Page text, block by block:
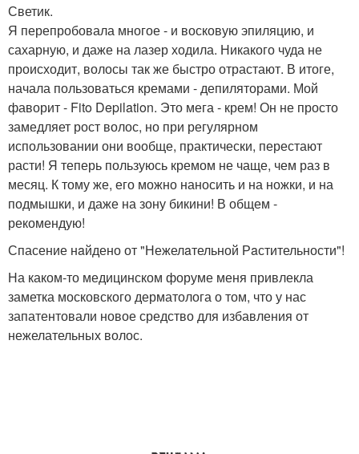
Светик.
Я перепробовала многое - и восковую эпиляцию, и
сахарную, и даже на лазер ходила. Никакого чуда не
происходит, волосы так же быстро отрастают. В итоге,
начала пользоваться кремами - депиляторами. Мой
фаворит - Fito Depilation. Это мега - крем! Он не просто
замедляет рост волос, но при регулярном
использовании они вообще, практически, перестают
расти! Я теперь пользуюсь кремом не чаще, чем раз в
месяц. К тому же, его можно наносить и на ножки, и на
подмышки, и даже на зону бикини! В общем -
рекомендую!
Спасение нaйдено от "Нежелaтельной Рaстительности"!
На каком-то медицинском форуме меня привлекла
заметка московского дерматолога о том, что у нас
запатентовали новое средство для избавления от
нежелательных волос.